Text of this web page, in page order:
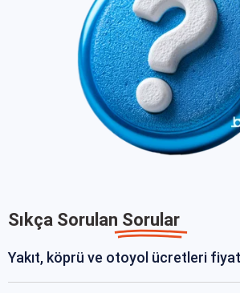
Sıkça Sorulan Sorular
Yakıt, köprü ve otoyol ücretleri